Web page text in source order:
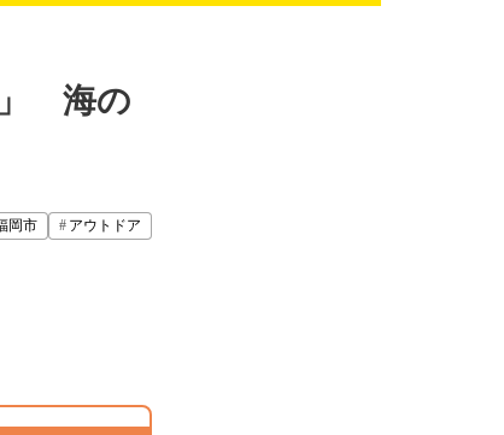
」 海の
岡市 アウトドア